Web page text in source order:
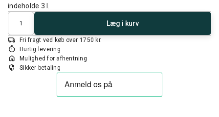
indeholde 3 l.
Antal
Læg i kurv
local_shipping Fri fragt ved køb over 1750 kr.
timer Hurtig levering
home Mulighed for afhentning
security Sikker betaling